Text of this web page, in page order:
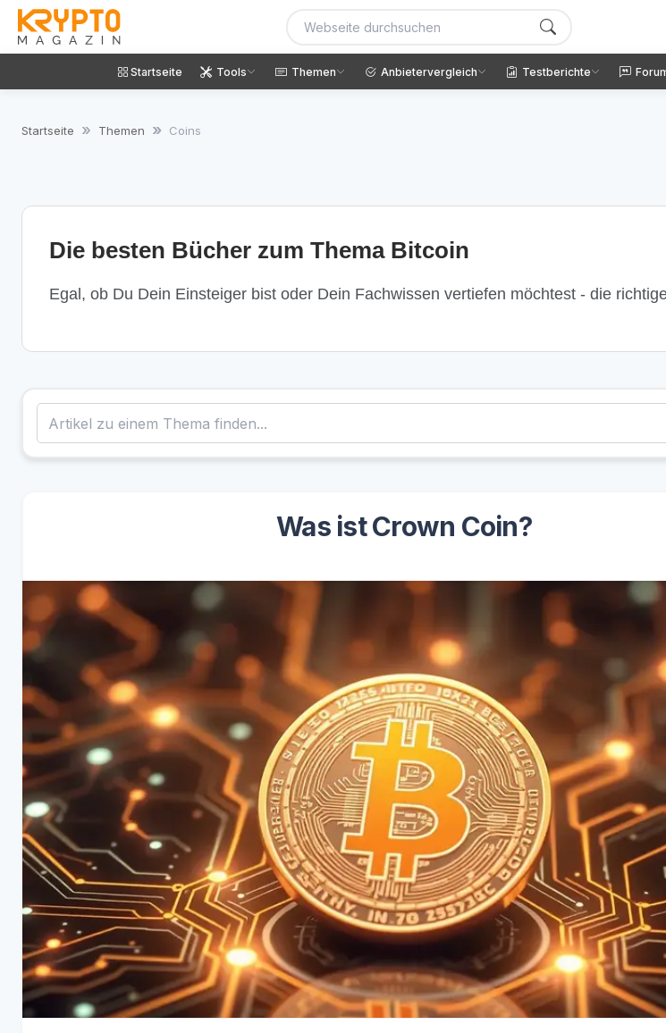
Startseite Tools Themen Anbietervergleich Testberichte
Startseite Themen Coins
Die besten Bücher zum Thema Bitcoin
Egal, ob Du Dein Einsteiger bist oder Dein Fachwissen vertiefen möchtest - die
Was ist Crown Coin?